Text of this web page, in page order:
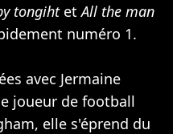
tongihtetAll the man
numéro 1.
avec Jermaine
joueur de football
elle s'éprend du